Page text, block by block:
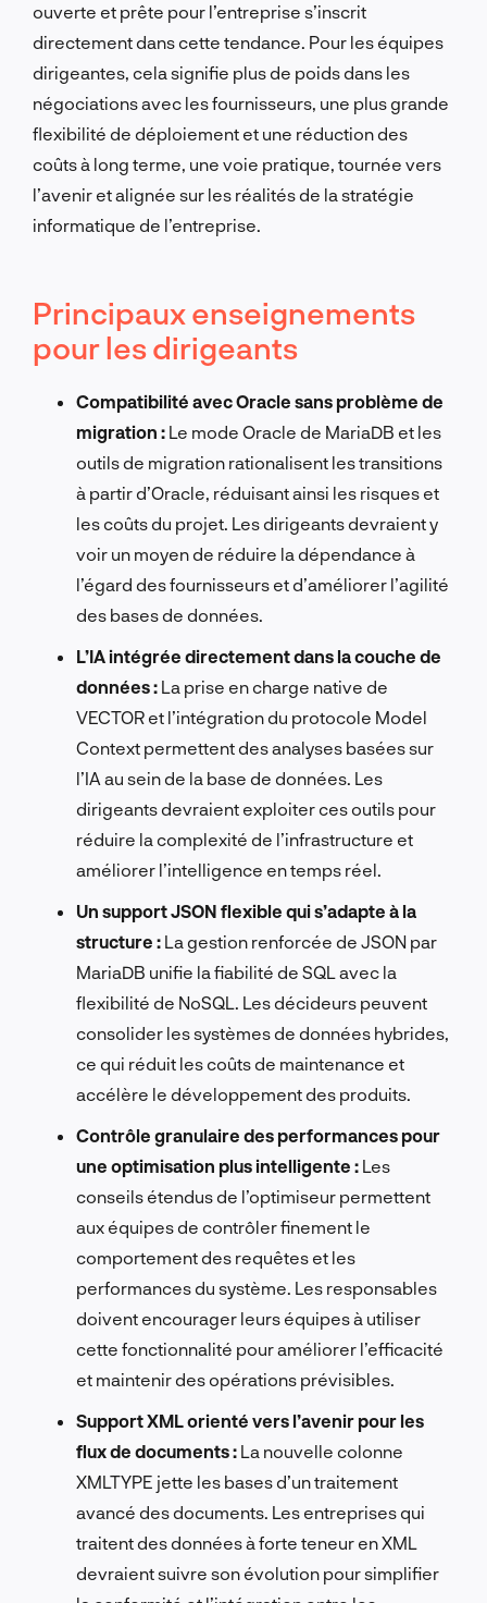
ouverte et prête pour l’entreprise s’inscrit
directement dans cette tendance. Pour les équipes
dirigeantes, cela signifie plus de poids dans les
négociations avec les fournisseurs, une plus grande
flexibilité de déploiement et une réduction des
coûts à long terme, une voie pratique, tournée vers
l’avenir et alignée sur les réalités de la stratégie
informatique de l’entreprise.
Principaux enseignements
pour les dirigeants
Compatibilité avec Oracle sans problème de
migration : Le mode Oracle de MariaDB et les
outils de migration rationalisent les transitions
à partir d’Oracle, réduisant ainsi les risques et
les coûts du projet. Les dirigeants devraient y
voir un moyen de réduire la dépendance à
l’égard des fournisseurs et d’améliorer l’agilité
des bases de données.
L’IA intégrée directement dans la couche de
données : La prise en charge native de
VECTOR et l’intégration du protocole Model
Context permettent des analyses basées sur
l’IA au sein de la base de données. Les
dirigeants devraient exploiter ces outils pour
réduire la complexité de l’infrastructure et
améliorer l’intelligence en temps réel.
Un support JSON flexible qui s’adapte à la
structure : La gestion renforcée de JSON par
MariaDB unifie la fiabilité de SQL avec la
flexibilité de NoSQL. Les décideurs peuvent
consolider les systèmes de données hybrides,
ce qui réduit les coûts de maintenance et
accélère le développement des produits.
Contrôle granulaire des performances pour
une optimisation plus intelligente : Les
conseils étendus de l’optimiseur permettent
aux équipes de contrôler finement le
comportement des requêtes et les
performances du système. Les responsables
doivent encourager leurs équipes à utiliser
cette fonctionnalité pour améliorer l’efficacité
et maintenir des opérations prévisibles.
Support XML orienté vers l’avenir pour les
flux de documents : La nouvelle colonne
XMLTYPE jette les bases d’un traitement
avancé des documents. Les entreprises qui
traitent des données à forte teneur en XML
devraient suivre son évolution pour simplifier